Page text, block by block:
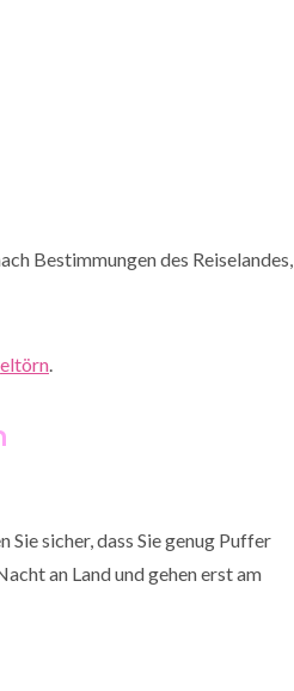
Bestimmungen des Reiselandes,
.
Sie sicher, dass Sie genug Puffer
an Land und gehen erst am